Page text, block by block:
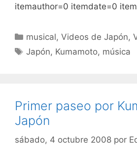
itemauthor=0 itemdate=0
Categorías
musical,Videos de Japón,
Etiquetas
Japón, Kumamoto, música
Primer paseo por
Japón
sábado, 4 octubre 2008 por